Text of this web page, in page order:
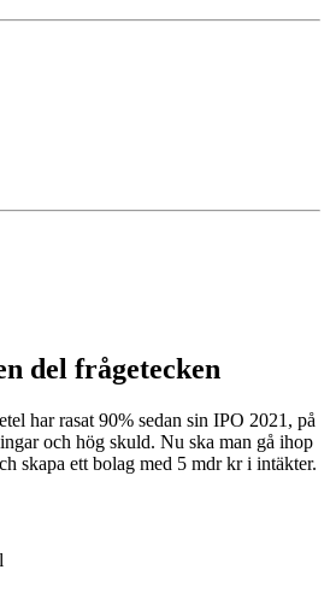
del frågetecken
har rasat 90% sedan sin IPO 2021, på
och hög skuld. Nu ska man gå ihop
skapa ett bolag med 5 mdr kr i intäkter.